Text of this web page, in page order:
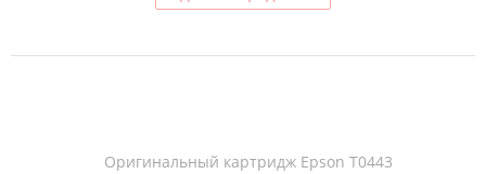
Оригинальный картридж Epson T0443